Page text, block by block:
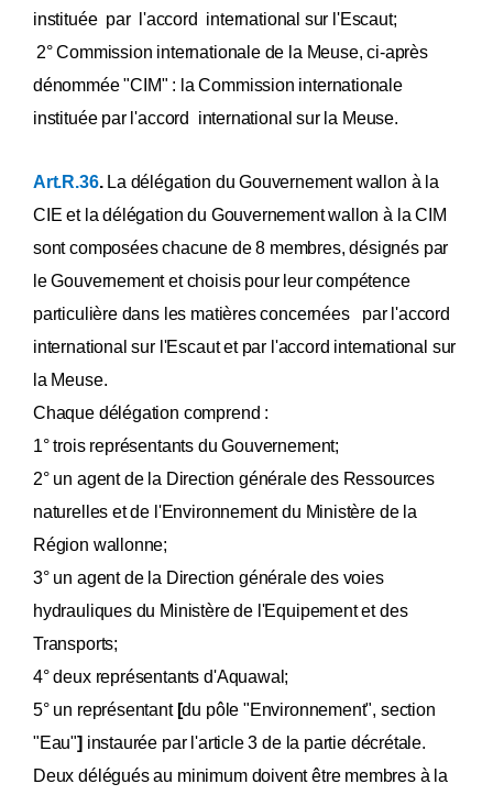
instituée par l'accord international sur l'Escaut;
2° Commission internationale de la Meuse, ci-après
dénommée "CIM" : la Commission internationale
instituée par l'accord international sur la Meuse.
Art.R.36. La délégation du Gouvernement wallon à la
CIE et la délégation du Gouvernement wallon à la CIM
sont composées chacune de 8 membres, désignés par
le Gouvernement et choisis pour leur compétence
particulière dans les matières concernées par l'accord
international sur l'Escaut et par l'accord international sur
la Meuse.
Chaque délégation comprend :
1° trois représentants du Gouvernement;
2° un agent de la Direction générale des Ressources
naturelles et de l'Environnement du Ministère de la
Région wallonne;
3° un agent de la Direction générale des voies
hydrauliques du Ministère de l'Equipement et des
Transports;
4° deux représentants d'Aquawal;
5° un représentant [du pôle "Environnement", section
"Eau"] instaurée par l'article 3 de la partie décrétale.
Deux délégués au minimum doivent être membres à la